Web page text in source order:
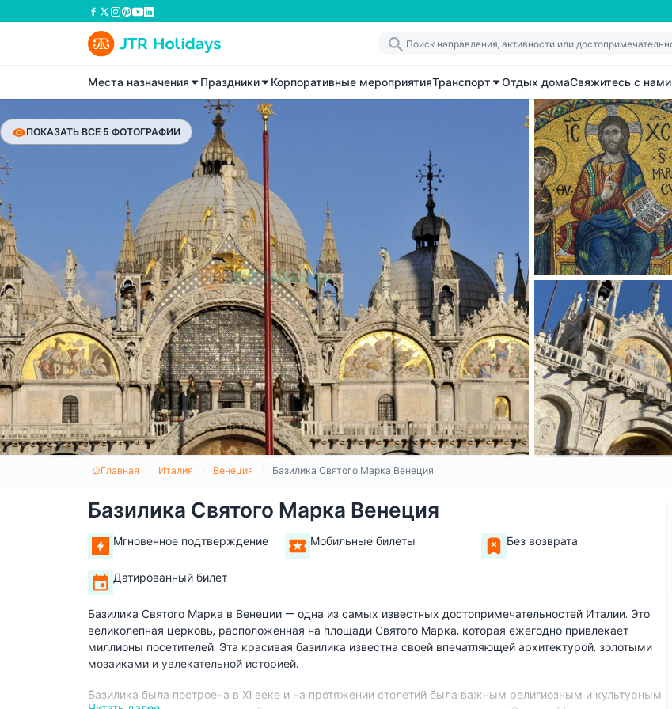
Места назначения Праздники Корпоративные мероприятияТранспорт Отдых домаСвяжитесь с нами
ПОКАЗАТЬ ВСЕ 5 ФОТОГРАФИИ
Главная Италия Венеция Базилика Святого Марка Венеция
Базилика Святого Марка Венеция
Мгновенное подтверждение Мобильные билеты Без возврата
Датированный билет
Базилика Святого Марка в Венеции — одна из самых известных достопримечательностей Италии. Это
великолепная церковь, расположенная на площади Святого Марка, которая ежегодно привлекает
миллионы посетителей. Эта красивая базилика известна своей впечатляющей архитектурой, золотыми
мозаиками и увлекательной историей.
Базилика была построена в XI веке и на протяжении столетий была важным религиозным и культурным